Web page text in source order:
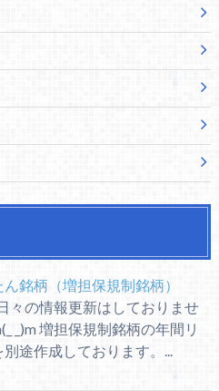
ん銘柄（増担保規制銘柄）
々の情報更新はしておりませ
_)m 増担保規制銘柄の年間リ
途作成しております。...